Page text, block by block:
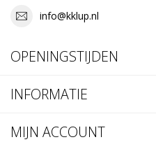
info@kklup.nl
OPENINGSTIJDEN
INFORMATIE
MIJN ACCOUNT